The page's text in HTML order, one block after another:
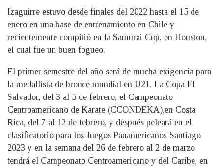
Izaguirre estuvo desde finales del 2022 hasta el 15 de
enero en una base de entrenamiento en Chile y
recientemente compitió en la Samurai Cup, en Houston,
el cual fue un buen fogueo.
El primer semestre del año será de mucha exigencia para
la medallista de bronce mundial en U21. La Copa El
Salvador, del 3 al 5 de febrero, el Campeonato
Centroamericano de Karate (CCONDEKA),en Costa
Rica, del 7 al 12 de febrero, y después peleará en el
clasificatorio para los Juegos Panamericanos Santiago
2023 y en la semana del 26 de febrero al 2 de marzo
tendrá el Campeonato Centroamericano y del Caribe, en